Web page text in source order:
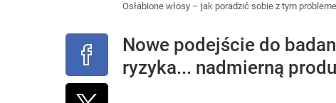
Osłabione włosy – jak poradzić sobie z tym
Nowe podejście do
ryzyka... nadmierną